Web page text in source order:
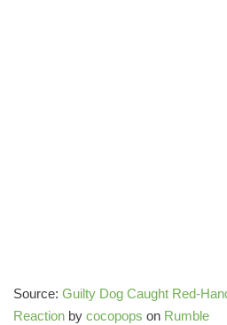
Source: Guilty Dog Caught Red-
Reaction by cocopops on Rumble